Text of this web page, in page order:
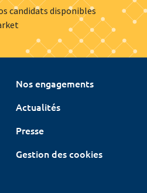
candidats disponibles
Nos engagements
Actualités
Presse
Gestion des cookies